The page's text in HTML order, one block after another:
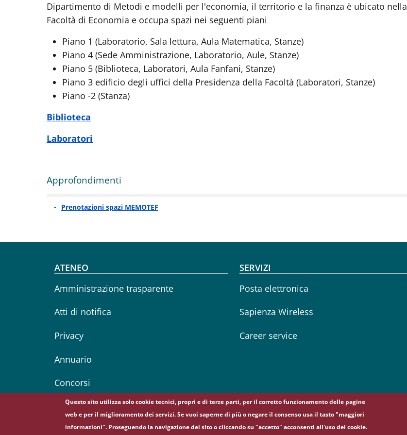
Dipartimento di Metodi e modelli per l'economia, il territorio e la finanza è ubicato nella
Facoltà di Economia e occupa spazi nei seguenti piani
Piano 1 (Laboratorio, Sala lettura, Aula Matematica, Stanze)
Piano 4 (Sede Amministrazione, Laboratorio, Aule, Stanze)
Piano 5 (Biblioteca, Laboratori, Aula Fanfani, Stanze)
Piano 3 edificio degli uffici della Presidenza della Facoltà (Laboratori, Stanze)
Piano -2 (Stanza)
Biblioteca
Laboratori
Approfondimenti
Prenotazioni spazi MEMOTEF
Footer menu
ATENEO
Amministrazione trasparente
Atti di notifica
Privacy
Annuario
Concorsi
SERVIZI
Posta elettronica
Sapienza Wireless
Career service
Questo sito utilizza solo cookie tecnici, propri e di terze parti, per il corretto funzionamento delle pagine
web e per il miglioramento dei servizi. Se vuoi saperne di più o negare il consenso usa il tasto "maggiori
informazioni". Proseguendo la navigazione del sito o cliccando su "accetto" acconsenti all'uso dei cookie.